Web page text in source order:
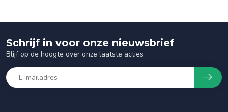
Schrijf in voor onze nieuwsbrief
Blijf op de hoogte over onze laatste acties